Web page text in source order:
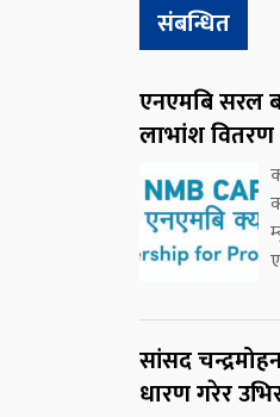
संबन्धित
एनएमबि सरल
लाभांश वितरण
सांसद
धारण गरेर